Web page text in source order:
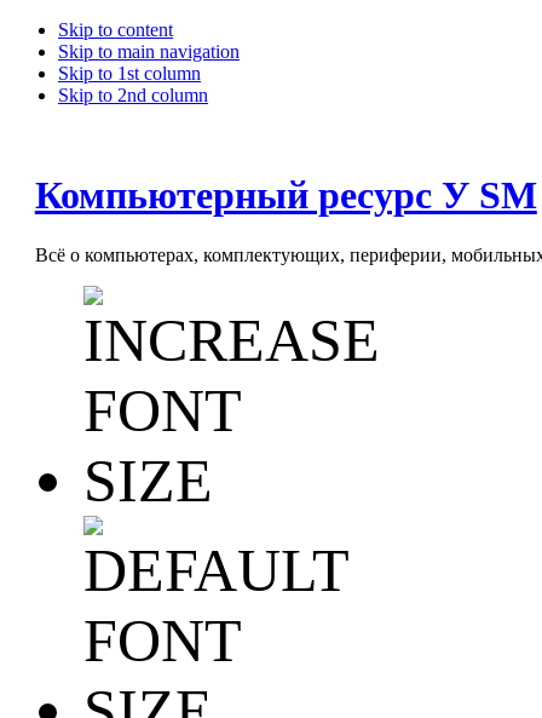
Skip to content
Skip to main navigation
Skip to 1st column
Skip to 2nd column
Компьютерный ресурс У SM
Всё о компьютерах, комплектующих, периферии, мобильных